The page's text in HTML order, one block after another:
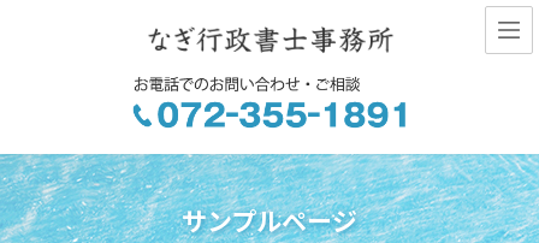
ス
キ
ッ
プ
ン
に
移
動
サンプルページ